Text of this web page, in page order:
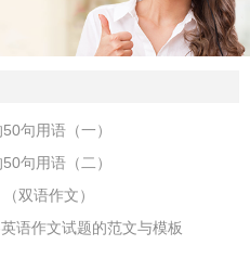
句用语（一）
句用语（二）
双语作文）
语作文试题的范文与模板